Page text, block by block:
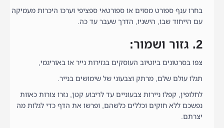
בחרו ענף ספורט מסוים או ספורטאי ספציפי וערכו היכרות מעמיקה
עם הייחוד שבו, הישגיו, הדרך שעבר עד כה.
2. גזור ושמור:
צפו בסרטונים ביוטיוב העוסקים בגזירות נייר או באוריגמי,
תגלו עולם שלם, מרתק וצבעוני של שימושים בנייר.
לחלופין, קפלו ניירות צבעוניים עד לריבוע קטן, גזרו צורות כאוות
נפשכם ללא חוקים וכללים כלשהם, ופרשו את הדף כדי לגלות מה
יצרתם.